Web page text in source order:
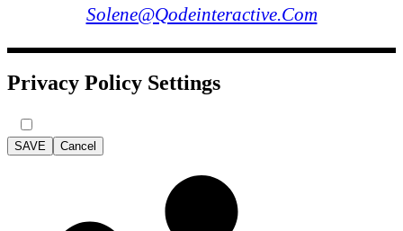
Solene@qodeinteractive.com
Privacy Policy Settings
SAVE Cancel